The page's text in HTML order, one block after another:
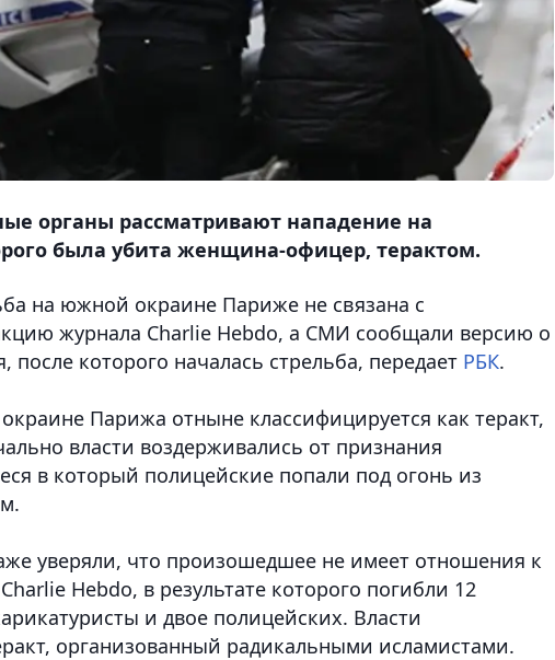
органы рассматривают нападение на
была убита женщина-офицер, терактом.
на южной окраине Париже не связана с
журнала Charlie Hebdo, а СМИ сообщали версию о
которого началась стрельба, передает РБК.
Парижа отныне классифицируется как теракт,
власти воздерживались от признания
в который полицейские попали под огонь из
уверяли, что произошедшее не имеет отношения к
Hebdo, в результате которого погибли 12
и двое полицейских. Власти
организованный радикальными исламистами.